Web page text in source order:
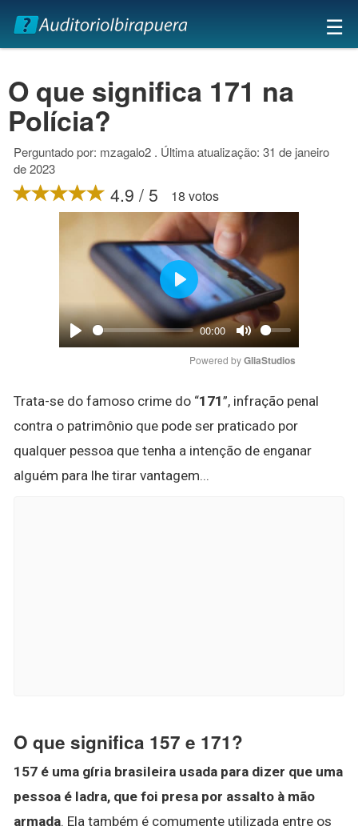
×
☰
O que significa 171 na
Polícia?
Perguntado por: mzagalo2 . Última atualização: 31 de janeiro
de 2023
4.9 / 5 18 votos
Play
00:00
Mute
Play
Powered by GliaStudios
Trata-se do famoso crime do “171”, infração penal
contra o patrimônio que pode ser praticado por
qualquer pessoa que tenha a intenção de enganar
alguém para lhe tirar vantagem...
O que significa 157 e 171?
157 é uma gíria brasileira usada para dizer que uma
pessoa é ladra, que foi presa por assalto à mão
armada. Ela também é comumente utilizada entre os